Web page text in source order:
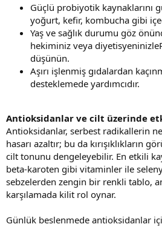
Güçlü probiyotik kaynaklarını
yoğurt, kefir, kombucha gibi
Yaş ve sağlık durumu göz
hekiminiz veya
düşünün.
Aşırı işlenmiş gıdalardan
desteklemede yardımcıdır.
Antioksidanlar ve cilt üzerinde
Antioksidanlar, serbest radikallerin
hasarı azaltır; bu da kırışıklıkların
cilt tonunu dengeleyebilir. En etkili
beta-karoten gibi vitaminler ile
sebzelerden zengin bir renkli tablo,
karşılamada kilit rol oynar.
Günlük beslenmede antioksidanlar